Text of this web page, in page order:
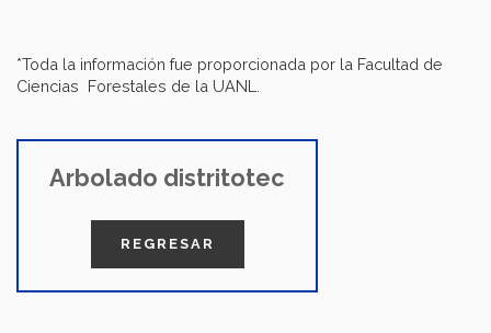
*Toda la información fue proporcionada por la Facultad de
Ciencias Forestales de la UANL.
Arbolado distritotec
REGRESAR